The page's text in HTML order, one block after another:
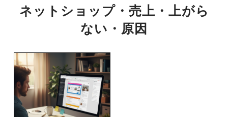
ネットショップ・売上・上がら
ない・原因